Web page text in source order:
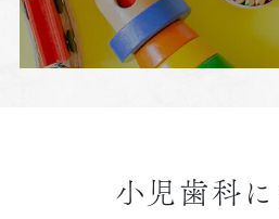
小児歯科